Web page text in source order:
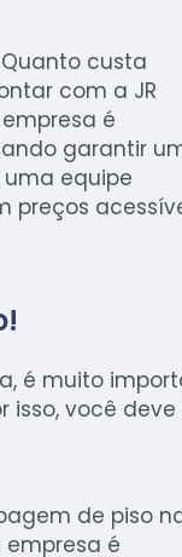
custa
com a JR
é
garantir
equipe
preços
é muito
isso, você
de piso
empresa é